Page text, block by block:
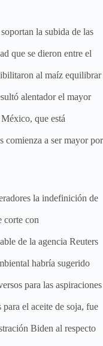
la subida de las
que se dieron entre el
al maíz equilibrar
alentador el mayor
que está
comienza a ser mayor por
la indefinición de
corte con
de la agencia Reuters
habría sugerido
para las aspiraciones
el aceite de soja, fue
Biden al respecto